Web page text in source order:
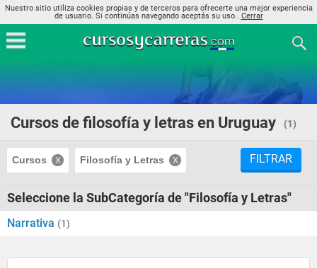
Nuestro sitio utiliza cookies propias y de terceros para ofrecerte una mejor experiencia
de usuario. Si continúas navegando aceptás su uso.. Cerrar
Cursos de filosofía y letras en Uruguay (1)
Cursos Filosofía y Letras FILTRAR
Seleccione la SubCategoría de "Filosofía y Letras"
Narrativa (1)